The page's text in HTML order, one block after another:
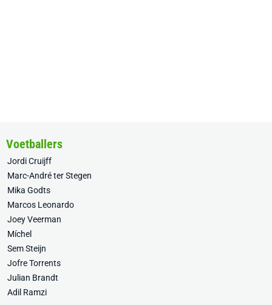
Voetballers
Jordi Cruijff
Marc-André ter Stegen
Mika Godts
Marcos Leonardo
Joey Veerman
Míchel
Sem Steijn
Jofre Torrents
Julian Brandt
Adil Ramzi